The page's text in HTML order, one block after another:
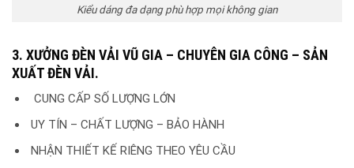
Kiểu dáng đa dạng phù hợp mọi không gian
3. XƯỞNG ĐÈN VẢI VŨ GIA – CHUYÊN GIA CÔNG – SẢN
XUẤT ĐÈN VẢI.
CUNG CẤP SỐ LƯỢNG LỚN
UY TÍN – CHẤT LƯỢNG – BẢO HÀNH
NHẬN THIẾT KẾ RIÊNG THEO YÊU CẦU